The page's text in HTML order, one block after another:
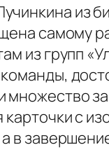
из
самому
из групп
множество
с
в